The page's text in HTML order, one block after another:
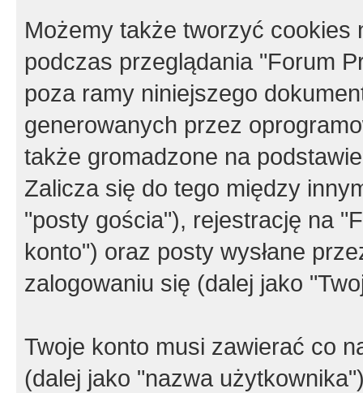
Możemy także tworzyć cookies
podczas przeglądania "Forum
poza ramy niniejszego
generowanych przez
także gromadzone na
Zalicza się do tego między
"posty gościa"), rejestrację na
konto") oraz posty wysłane
zalogowaniu się (dalej jako
Twoje konto musi zawierać co
(dalej jako "nazwa